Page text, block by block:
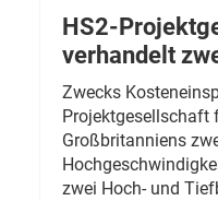
HS2-
verhandelt
Zwecks
Projektgesellschaft
Großbritanniens
zwei Hoch- und